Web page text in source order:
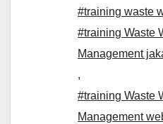
#training waste
#training Waste
Management
,
#training Waste
Management